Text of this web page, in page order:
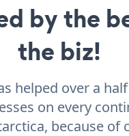
by the
the biz!
helped over a
on every
because of